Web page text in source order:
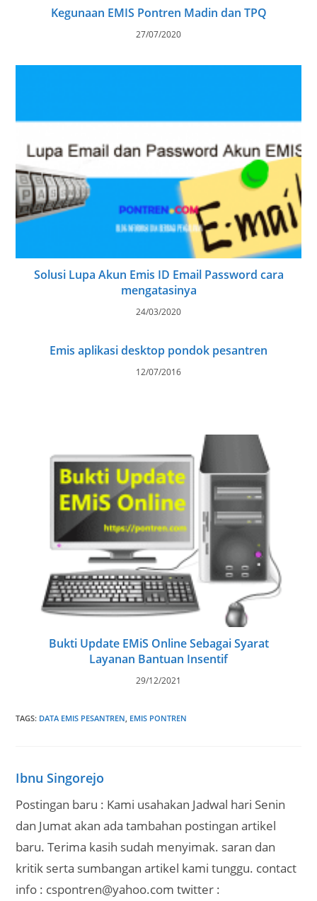
Kegunaan EMIS Pontren Madin dan TPQ
27/07/2020
Solusi Lupa Akun Emis ID Email Password cara
mengatasinya
24/03/2020
Emis aplikasi desktop pondok pesantren
12/07/2016
Bukti Update EMiS Online Sebagai Syarat
Layanan Bantuan Insentif
29/12/2021
TAGS: DATA EMIS PESANTREN EMIS PONTREN
Ibnu Singorejo
Postingan baru : Kami usahakan Jadwal hari Senin
dan Jumat akan ada tambahan postingan artikel
baru. Terima kasih sudah menyimak. saran dan
kritik serta sumbangan artikel kami tunggu. contact
info : cspontren@yahoo.com twitter :